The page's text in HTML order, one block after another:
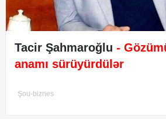
Tacir Şahmaroğlu -
anamı sürüyürdülər
Şou-biznes